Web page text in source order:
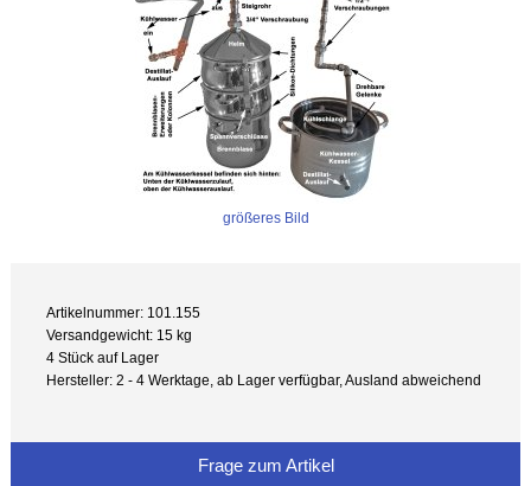
größeres Bild
Artikelnummer: 101.155
Versandgewicht: 15 kg
4 Stück auf Lager
Hersteller: 2 - 4 Werktage, ab Lager verfügbar, Ausland abweichend
Frage zum Artikel